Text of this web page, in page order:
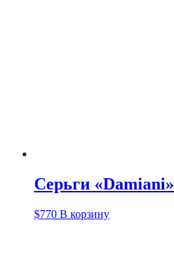
Серьги «Damiani»
$770 В корзину